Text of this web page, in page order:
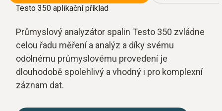
Testo 350 aplikační příklad
Průmyslový analyzátor spalin Testo 350 zvládne
celou řadu měření a analýz a díky svému
odolnému průmyslovému provedení je
dlouhodobě spolehlivý a vhodný i pro komplexní
záznam dat.